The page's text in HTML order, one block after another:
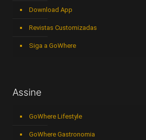
Download App
Revistas Customizadas
Siga a GoWhere
Assine
GoWhere Lifestyle
GoWhere Gastronomia